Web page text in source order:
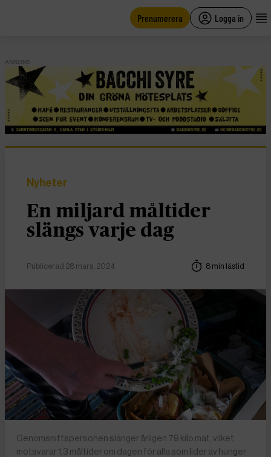
Prenumerera Logga in
ANNONS
Nyheter
En miljard måltider
slängs varje dag
Publicerad 28 mars, 2024 8 min lästid
Genomsnittspersonen slänger årligen 79 kilo mat, vilket
motsvarar 1,3 måltider om dagen för alla som lider av hunger